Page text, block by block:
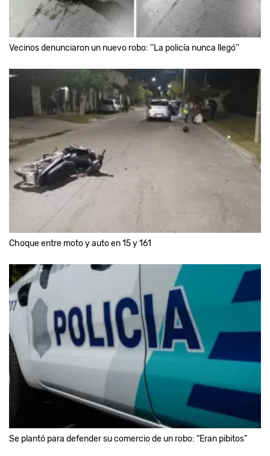
Vecinos denunciaron un nuevo robo: ''La policía nunca llegó''
Choque entre moto y auto en 15 y 161
Se plantó para defender su comercio de un robo: “Eran pibitos”